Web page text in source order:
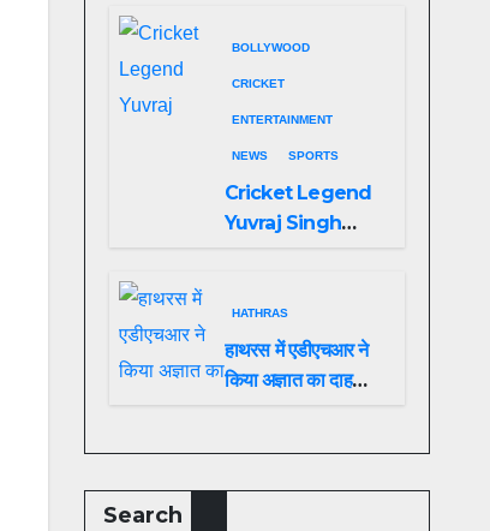
And Heart
Failure, Study
BOLLYWOOD
CRICKET
ENTERTAINMENT
NEWS SPORTS
Cricket Legend
Yuvraj Singh
Preview of the
Film Celebrating
His Legacy
HATHRAS
हाथरस में एडीएचआर ने
किया अज्ञात का दाह
Search